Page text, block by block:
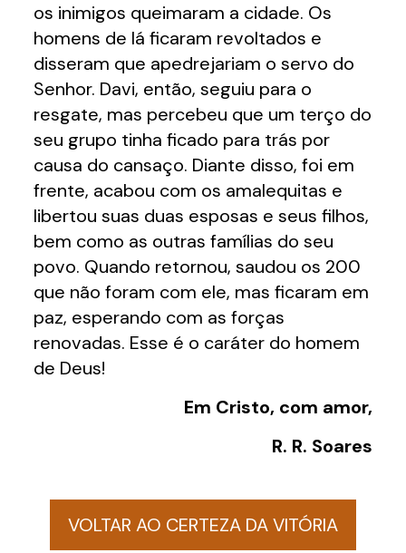
os inimigos queimaram a cidade. Os
homens de lá ficaram revoltados e
disseram que apedrejariam o servo do
Senhor. Davi, então, seguiu para o
resgate, mas percebeu que um terço do
seu grupo tinha ficado para trás por
causa do cansaço. Diante disso, foi em
frente, acabou com os amalequitas e
libertou suas duas esposas e seus filhos,
bem como as outras famílias do seu
povo. Quando retornou, saudou os 200
que não foram com ele, mas ficaram em
paz, esperando com as forças
renovadas. Esse é o caráter do homem
de Deus!
Em Cristo, com amor,
R. R. Soares
VOLTAR AO CERTEZA DA VITÓRIA